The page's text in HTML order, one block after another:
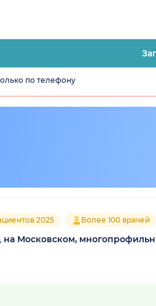
по телефону
2025 Более 100 врачей
на Московском,